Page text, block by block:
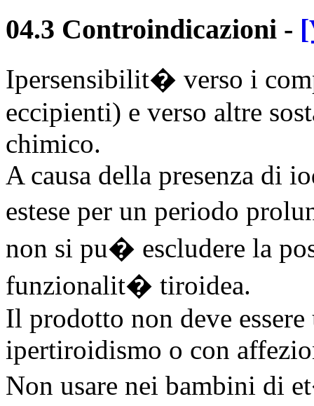
04.3 Controindicazioni -
Ipersensibilit� verso i
eccipienti) e verso altre
chimico.
A causa della presenza di
estese per un periodo
non si pu� escludere la
funzionalit� tiroidea.
Il prodotto non deve
ipertiroidismo o con
Non usare nei bambini di